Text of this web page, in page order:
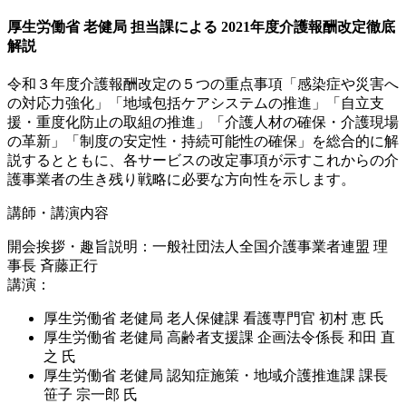
厚生労働省 老健局 担当課による 2021年度介護報酬改定徹底
解説
令和３年度介護報酬改定の５つの重点事項「感染症や災害へ
の対応力強化」「地域包括ケアシステムの推進」「自立支
援・重度化防止の取組の推進」「介護人材の確保・介護現場
の革新」「制度の安定性・持続可能性の確保」を総合的に解
説するとともに、各サービスの改定事項が示すこれからの介
護事業者の生き残り戦略に必要な方向性を示します。
講師・講演内容
開会挨拶・趣旨説明：一般社団法人全国介護事業者連盟 理
事長 斉藤正行
講演：
厚生労働省 老健局 老人保健課 看護専門官 初村 恵 氏
厚生労働省 老健局 高齢者支援課 企画法令係長 和田 直
之 氏
厚生労働省 老健局 認知症施策・地域介護推進課 課長
笹子 宗一郎 氏